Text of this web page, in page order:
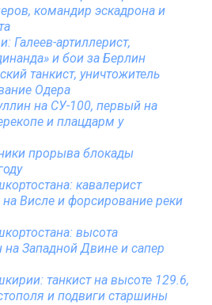
командир эскадрона и
Галеев-артиллерист,
и бои за Берлин
танкист, уничтожитель
Одера
на СУ-100, первый на
и плацдарм у
прорыва блокады
кавалерист
Висле и форсирование реки
высота
Западной Двине и сапер
танкист на высоте 129.6,
и подвиги старшины